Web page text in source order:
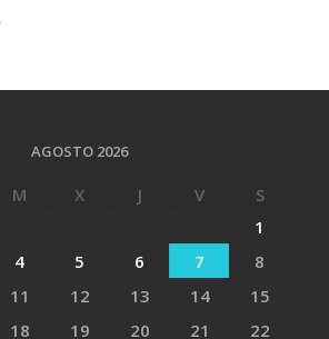
AGOSTO 2026
M X J V
S
1
4 5 6 7
8
11 12 13 14
15
18 19 20 21 22